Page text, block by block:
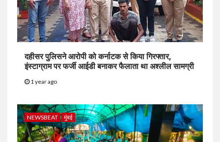
दहीसर पुलिसने आरोपी को कर्नाटक से किया गिरफ्तार,
इंस्टाग्राम पर फर्जी आईडी बनाकर फैलाता था अश्लील सामग्री
1 year ago
NEWSBEAT मुंबई